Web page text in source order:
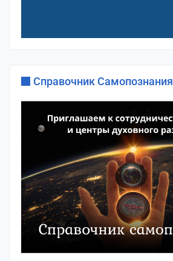
Справочник Самопознания